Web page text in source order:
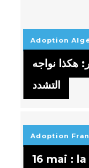
Adoption
هكذا نواجه
التشدد
Adoption
16 mai :